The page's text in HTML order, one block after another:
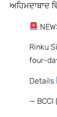
ਅਹਿਮਦਾਬਾਦ
Rinku
four-
Details
— BCCI